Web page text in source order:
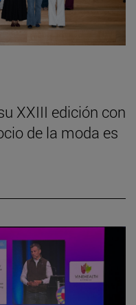
XXIII edición con
de la moda es